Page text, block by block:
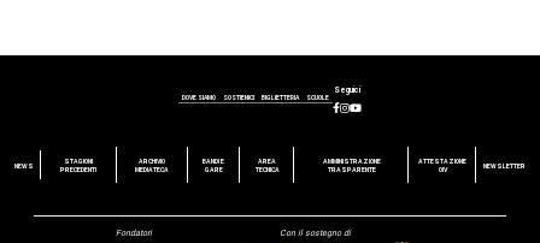
DOVE SIAMO SOSTIENICI BIGLIETTERIA SCUOLE
Seguici
NEWS
STAGIONI
PRECEDENTI
ARCHIVIO
MEDIATECA
BANDI E
GARE
AREA
TECNICA
AMMINISTRAZIONE
TRASPARENTE
ATTESTAZIONE
OIV
NEWSLETTER
Fondatori Con il sostegno di